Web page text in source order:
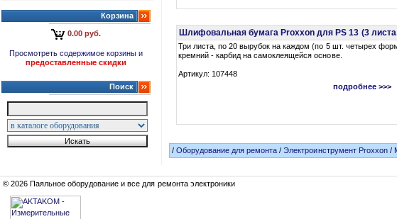
Корзина
0.00 руб.
Просмотреть содержимое корзины и
предоставленные скидки
Поиск
Шлифовальная бумага Proxxon для PS 13 (3
Три листа, по 20 вырубок на каждом (по 5 шт. четырех
кремний - карбид на самоклеящейся основе.
Артикул: 107448
подробнее >>>
/Оборудование для ремонта /Электроинструмент Proxxon/
© 2026 Паяльное оборудование и все для ремонта электроники